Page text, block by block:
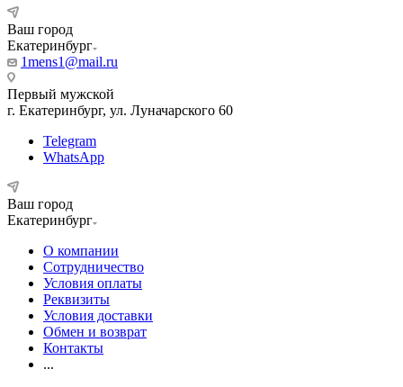
Ваш город
Екатеринбург
1mens1@mail.ru
Первый мужской
г. Екатеринбург, ул. Луначарского 60
Telegram
WhatsApp
Ваш город
Екатеринбург
О компании
Сотрудничество
Условия оплаты
Реквизиты
Условия доставки
Обмен и возврат
Контакты
...